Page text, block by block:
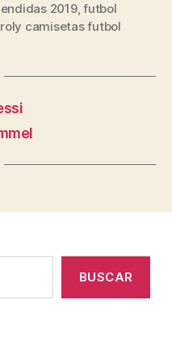
2019,futbol
roly camisetas futbol
BUSCAR